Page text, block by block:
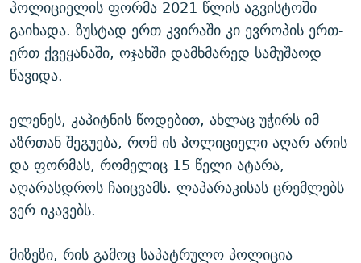
პოლიციელის ფორმა 2021 წლის აგვისტოში
გაიხადა. ზუსტად ერთ კვირაში კი ევროპის ერთ-
ერთ ქვეყანაში, ოჯახში დამხმარედ სამუშაოდ
წავიდა.
ელენეს, კაპიტნის წოდებით, ახლაც უჭირს იმ
აზრთან შეგუება, რომ ის პოლიციელი აღარ არის
და ფორმას, რომელიც 15 წელი ატარა,
აღარასდროს ჩაიცვამს. ლაპარაკისას ცრემლებს
ვერ იკავებს.
მიზეზი, რის გამოც საპატრულო პოლიცია